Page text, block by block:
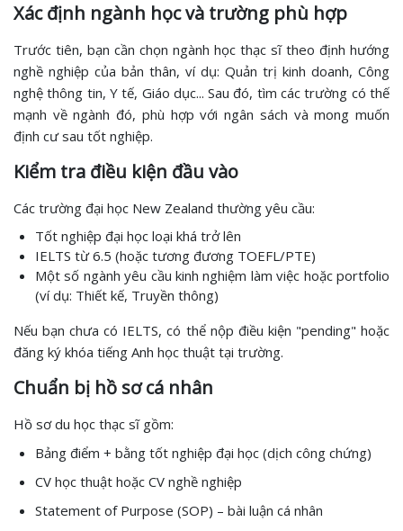
Xác định ngành học và trường phù hợp
Trước tiên, bạn cần chọn ngành học thạc sĩ theo định hướng
nghề nghiệp của bản thân, ví dụ: Quản trị kinh doanh, Công
nghệ thông tin, Y tế, Giáo dục... Sau đó, tìm các trường có thế
mạnh về ngành đó, phù hợp với ngân sách và mong muốn
định cư sau tốt nghiệp.
Kiểm tra điều kiện đầu vào
Các trường đại học New Zealand thường yêu cầu:
Tốt nghiệp đại học loại khá trở lên
IELTS từ 6.5 (hoặc tương đương TOEFL/PTE)
Một số ngành yêu cầu kinh nghiệm làm việc hoặc portfolio
(ví dụ: Thiết kế, Truyền thông)
Nếu bạn chưa có IELTS, có thể nộp điều kiện "pending" hoặc
đăng ký khóa tiếng Anh học thuật tại trường.
Chuẩn bị hồ sơ cá nhân
Hồ sơ du học thạc sĩ gồm:
Bảng điểm + bằng tốt nghiệp đại học (dịch công chứng)
CV học thuật hoặc CV nghề nghiệp
Statement of Purpose (SOP) – bài luận cá nhân